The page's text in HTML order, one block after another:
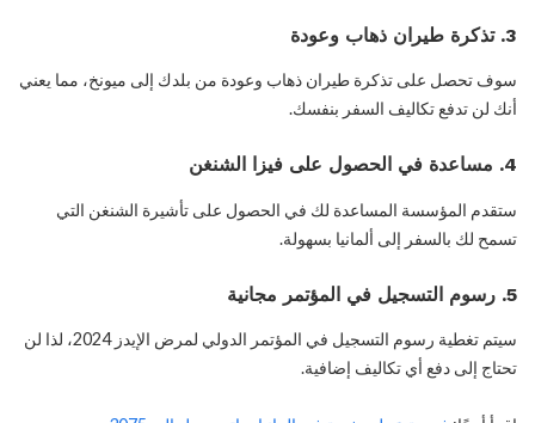
3. تذكرة طيران ذهاب وعودة
سوف تحصل على تذكرة طيران ذهاب وعودة من بلدك إلى ميونخ، مما يعني
أنك لن تدفع تكاليف السفر بنفسك.
4. مساعدة في الحصول على فيزا الشنغن
ستقدم المؤسسة المساعدة لك في الحصول على تأشيرة الشنغن التي
تسمح لك بالسفر إلى ألمانيا بسهولة.
5. رسوم التسجيل في المؤتمر مجانية
سيتم تغطية رسوم التسجيل في المؤتمر الدولي لمرض الإيدز 2024، لذا لن
تحتاج إلى دفع أي تكاليف إضافية.